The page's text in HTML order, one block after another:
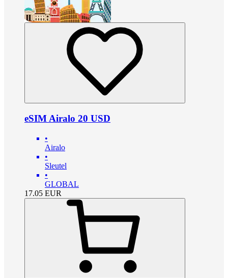
eSIM Airalo 20 USD
•
Airalo
•
Sleutel
•
GLOBAL
17.05 EUR